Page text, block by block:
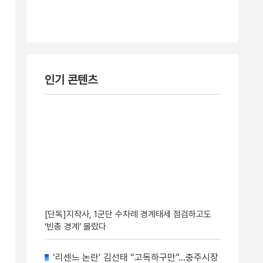
인기 콘텐츠
[단독]지작사, 1군단 수차례 경계태세 점검하고도
‘빈총 경계’ 몰랐다
‘리센느 논란’ 김선태 “고독하구만”…충주시장